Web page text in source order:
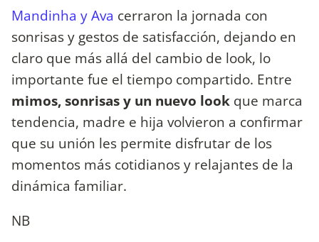
Mandinha y Ava cerraron la jornada con
sonrisas y gestos de satisfacción, dejando en
claro que más allá del cambio de look, lo
importante fue el tiempo compartido. Entre
mimos, sonrisas y un nuevo look que marca
tendencia, madre e hija volvieron a confirmar
que su unión les permite disfrutar de los
momentos más cotidianos y relajantes de la
dinámica familiar.
NB